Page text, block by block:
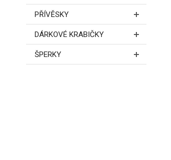
PŘÍVĚSKY
DÁRKOVÉ KRABIČKY
ŠPERKY